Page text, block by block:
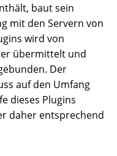
baut sein
mit den Servern von
wird von
übermittelt und
Der
auf den Umfang
dieses Plugins
daher entsprechend